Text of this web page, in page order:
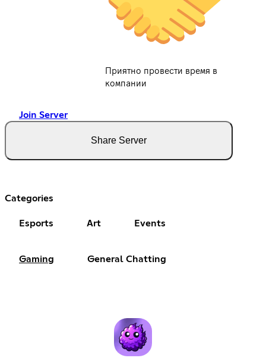
Приятно провести время в
компании
Join Server
Share Server
Categories
Esports Art Events
Gaming General Chatting